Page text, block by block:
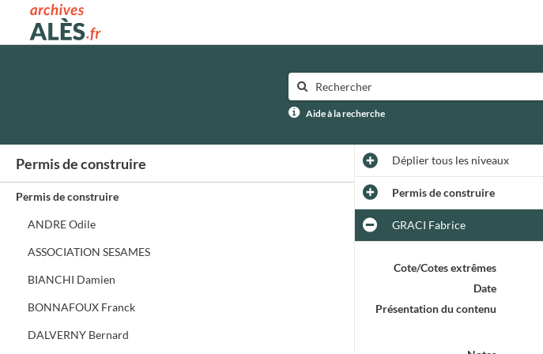
Archives municipales d'Alès
Aide à la recherche
Permis de construire
Permis de construire
ANDRE Odile
ASSOCIATION SESAMES
BIANCHI Damien
BONNAFOUX Franck
DALVERNY Bernard
Dépliertous les niveaux
Permis de construire
GRACI Fabrice
Cote/Cotes extrêmes
Date
Présentation du contenu